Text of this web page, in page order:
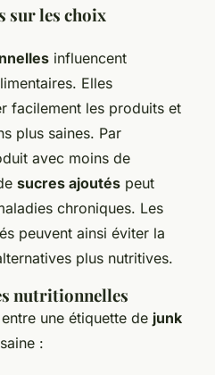
sur les choix
influencent
Elles
facilement les produits et
plus saines. Par
avec moins de
sucres ajoutés peut
chroniques. Les
peuvent ainsi éviter la
plus nutritives.
nutritionnelles
une étiquette de junk
: